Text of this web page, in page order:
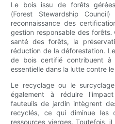
Le bois issu de forêts
(Forest Stewardship
reconnaissance des
gestion responsable des
santé des forêts, la
réduction de la déforestation.
de bois certifié contribuent à
essentielle dans la lutte contre
Le recyclage ou le
également à réduire l'impact
fauteuils de jardin intègrent
recyclés, ce qui diminue les
ressources vierges. Toutefois,